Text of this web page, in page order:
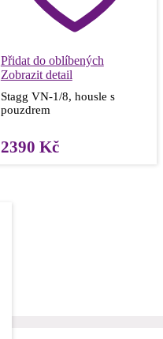
Přidat do oblíbených
Zobrazit detail
Stagg VN-1/8, housle s
pouzdrem
2390 Kč